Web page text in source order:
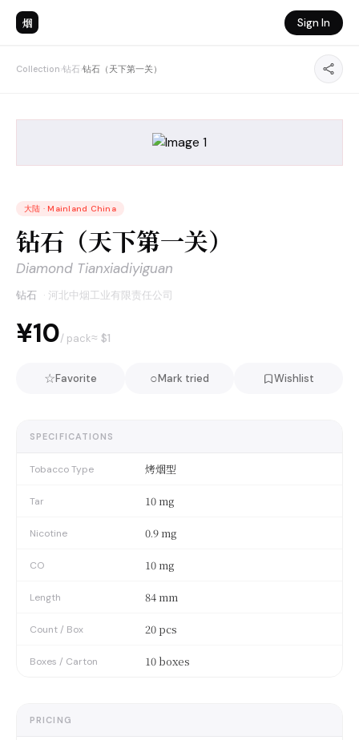
烟 Sign In
Collection›钻石›钻石（天下第一关）
大陆 · Mainland China
钻石（天下第一关）
Diamond Tianxiadiyiguan
钻石 · 河北中烟工业有限责任公司
¥10/ pack≈ $1
☆Favorite ○Mark tried Wishlist
SPECIFICATIONS
Tobacco Type 烤烟型
Tar 10 mg
Nicotine 0.9 mg
CO 10 mg
Length 84 mm
Count / Box 20 pcs
Boxes / Carton 10 boxes
PRICING